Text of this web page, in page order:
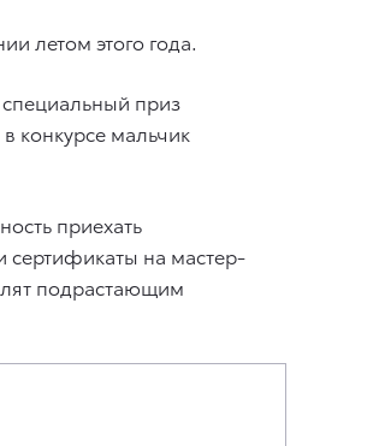
летом этого года.
приз
конкурсе мальчик
приехать
на мастер-
подрастающим